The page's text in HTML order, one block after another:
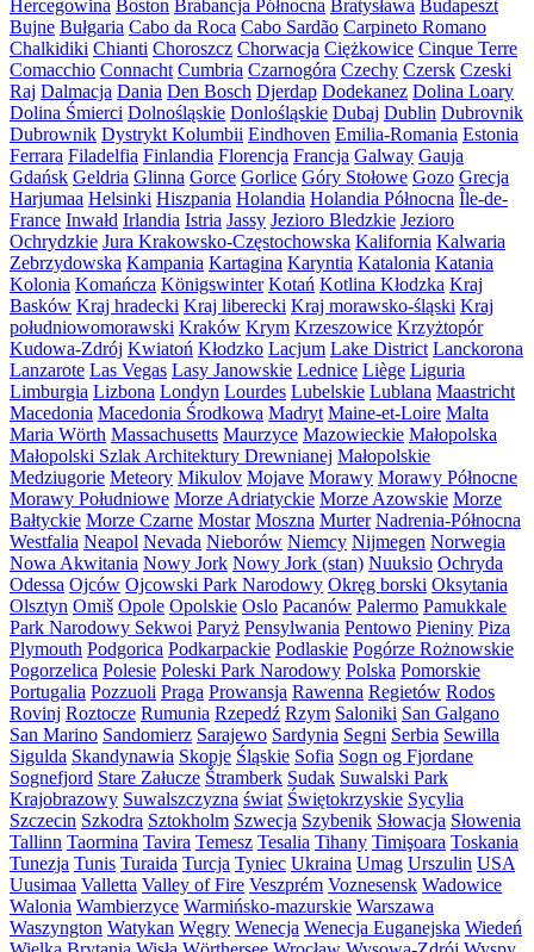
Hercegowina Boston Brabancja Północna Bratysława Budapeszt
Bujne Bułgaria Cabo da Roca Cabo Sardão Carpineto Romano
Chalkidiki Chianti Choroszcz Chorwacja Ciężkowice Cinque Terre
Comacchio Connacht Cumbria Czarnogóra Czechy Czersk Czeski
Raj Dalmacja Dania Den Bosch Djerdap Dodekanez Dolina Loary
Dolina Śmierci Dolnośląskie Donlośląskie Dubaj Dublin Dubrovnik
Dubrownik Dystrykt Kolumbii Eindhoven Emilia-Romania Estonia
Ferrara Filadelfia Finlandia Florencja Francja Galway Gauja
Gdańsk Geldria Glinna Gorce Gorlice Góry Stołowe Gozo Grecja
Harjumaa Helsinki Hiszpania Holandia Holandia Północna Île-de-
France Inwałd Irlandia Istria Jassy Jezioro Bledzkie Jezioro
Ochrydzkie Jura Krakowsko-Częstochowska Kalifornia Kalwaria
Zebrzydowska Kampania Kartagina Karyntia Katalonia Katania
Kolonia Komańcza Königswinter Kotań Kotlina Kłodzka Kraj
Basków Kraj hradecki Kraj liberecki Kraj morawsko-śląski Kraj
południowomorawski Kraków Krym Krzeszowice Krzyżtopór
Kudowa-Zdrój Kwiatoń Kłodzko Lacjum Lake District Lanckorona
Lanzarote Las Vegas Lasy Janowskie Lednice Liège Liguria
Limburgia Lizbona Londyn Lourdes Lubelskie Lublana Maastricht
Macedonia Macedonia Środkowa Madryt Maine-et-Loire Malta
Maria Wörth Massachusetts Maurzyce Mazowieckie Małopolska
Małopolski Szlak Architektury Drewnianej Małopolskie
Medziugorie Meteory Mikulov Mojave Morawy Morawy Północne
Morawy Południowe Morze Adriatyckie Morze Azowskie Morze
Bałtyckie Morze Czarne Mostar Moszna Murter Nadrenia-Północna
Westfalia Neapol Nevada Nieborów Niemcy Nijmegen Norwegia
Nowa Akwitania Nowy Jork Nowy Jork (stan) Nuuksio Ochryda
Odessa Ojców Ojcowski Park Narodowy Okręg borski Oksytania
Olsztyn Omiš Opole Opolskie Oslo Pacanów Palermo Pamukkale
Park Narodowy Sekwoi Paryż Pensylwania Pentowo Pieniny Piza
Plymouth Podgorica Podkarpackie Podlaskie Pogórze Rożnowskie
Pogorzelica Polesie Poleski Park Narodowy Polska Pomorskie
Portugalia Pozzuoli Praga Prowansja Rawenna Regietów Rodos
Rovinj Roztocze Rumunia Rzepedź Rzym Saloniki San Galgano
San Marino Sandomierz Sarajewo Sardynia Segni Serbia Sewilla
Sigulda Skandynawia Skopje Śląskie Sofia Sogn og Fjordane
Sognefjord Stare Załucze Štramberk Sudak Suwalski Park
Krajobrazowy Suwalszczyzna świat Świętokrzyskie Sycylia
Szczecin Szkodra Sztokholm Szwecja Szybenik Słowacja Słowenia
Tallinn Taormina Tavira Temesz Tesalia Tihany Timişoara Toskania
Tunezja Tunis Turaida Turcja Tyniec Ukraina Umag Urszulin USA
Uusimaa Valletta Valley of Fire Veszprém Voznesensk Wadowice
Walonia Wambierzyce Warmińsko-mazurskie Warszawa
Waszyngton Watykan Węgry Wenecja Wenecja Euganejska Wiedeń